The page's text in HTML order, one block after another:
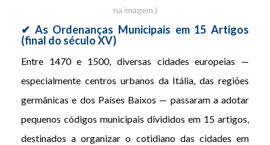
na imagem.)
✔ As Ordenanças Municipais em 15 Artigos
(final do século XV)
Entre 1470 e 1500, diversas cidades europeias —
especialmente centros urbanos da Itália, das regiões
germânicas e dos Países Baixos — passaram a adotar
pequenos códigos municipais divididos em 15 artigos,
destinados a organizar o cotidiano das cidades em